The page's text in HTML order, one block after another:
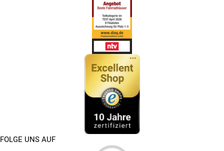
FOLGE UNS AUF